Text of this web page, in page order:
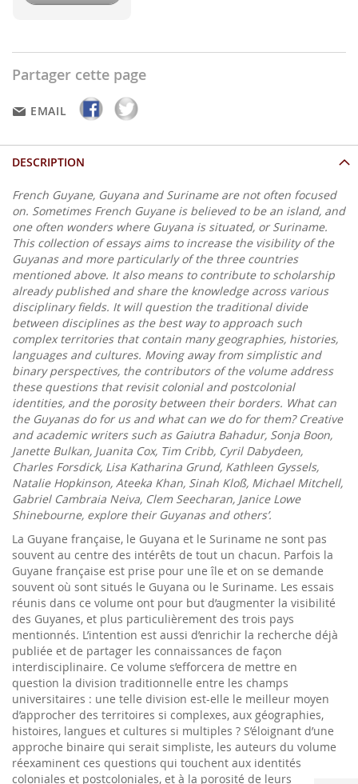
Partager cette page
EMAIL
DESCRIPTION
French Guyane, Guyana and Suriname are not often focused
on. Sometimes French Guyane is believed to be an island, and
one often wonders where Guyana is situated, or Suriname.
This collection of essays aims to increase the visibility of the
Guyanas and more particularly of the three countries
mentioned above. It also means to contribute to scholarship
already published and share the knowledge across various
disciplinary fields. It will question the traditional divide
between disciplines as the best way to approach such
complex territories that contain many geographies, histories,
languages and cultures. Moving away from simplistic and
binary perspectives, the contributors of the volume address
these questions that revisit colonial and postcolonial
identities, and the porosity between their borders. What can
the Guyanas do for us and what can we do for them? Creative
and academic writers such as Gaiutra Bahadur, Sonja Boon,
Janette Bulkan, Juanita Cox, Tim Cribb, Cyril Dabydeen,
Charles Forsdick, Lisa Katharina Grund, Kathleen Gyssels,
Natalie Hopkinson, Ateeka Khan, Sinah Kloß, Michael Mitchell,
Gabriel Cambraia Neiva, Clem Seecharan, Janice Lowe
Shinebourne, explore their Guyanas and others’.
La Guyane française, le Guyana et le Suriname ne sont pas
souvent au centre des intérêts de tout un chacun. Parfois la
Guyane française est prise pour une île et on se demande
souvent où sont situés le Guyana ou le Suriname. Les essais
réunis dans ce volume ont pour but d’augmenter la visibilité
des Guyanes, et plus particulièrement des trois pays
mentionnés. L’intention est aussi d’enrichir la recherche déjà
publiée et de partager les connaissances de façon
interdisciplinaire. Ce volume s’efforcera de mettre en
question la division traditionnelle entre les champs
universitaires : une telle division est-elle le meilleur moyen
d’approcher des territoires si complexes, aux géographies,
histoires, langues et cultures si multiples ? S’éloignant d’une
approche binaire qui serait simpliste, les auteurs du volume
réexaminent ces questions qui touchent aux identités
coloniales et postcoloniales, et à la porosité de leurs